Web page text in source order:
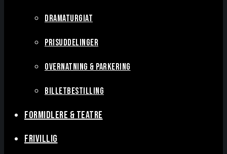
DRAMATURGIAT
PRISUDDELINGER
OVERNATNING & PARKERING
BILLETBESTILLING
FORMIDLERE & TEATRE
FRIVILLIG